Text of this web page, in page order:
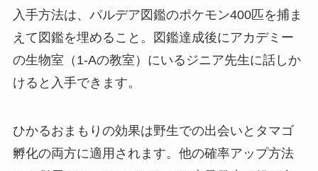
入手方法は、パルデア図鑑のポケモン400匹を捕ま
えて図鑑を埋めること。図鑑達成後にアカデミー
の生物室（1-Aの教室）にいるジニア先生に話しか
けると入手できます。
ひかるおまもりの効果は野生での出会いとタマゴ
孵化の両方に適用されます。他の確率アップ方法